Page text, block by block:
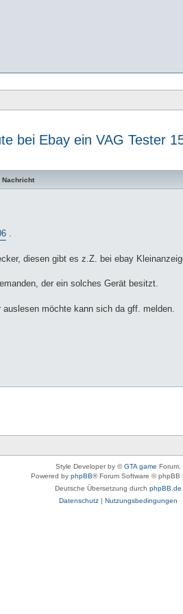
bei Ebay ein VAG Tester
Nachricht
.
diesen gibt es z.Z. bei ebay
der ein solches Gerät besitzt.
möchte kann sich da gff. melden.
Style Developer by ©GTA game Forum.
Powered by phpBB® Forum Software © phpBB
Deutsche Übersetzung durch phpBB.de
Datenschutz| Nutzungsbedingungen